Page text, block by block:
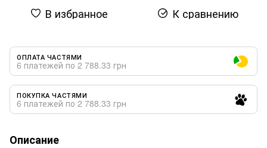
В избранное К сравнению
ОПЛАТА ЧАСТЯМИ
6 платежей по 2 788.33 грн
ПОКУПКА ЧАСТЯМИ
6 платежей по 2 788.33 грн
Описание